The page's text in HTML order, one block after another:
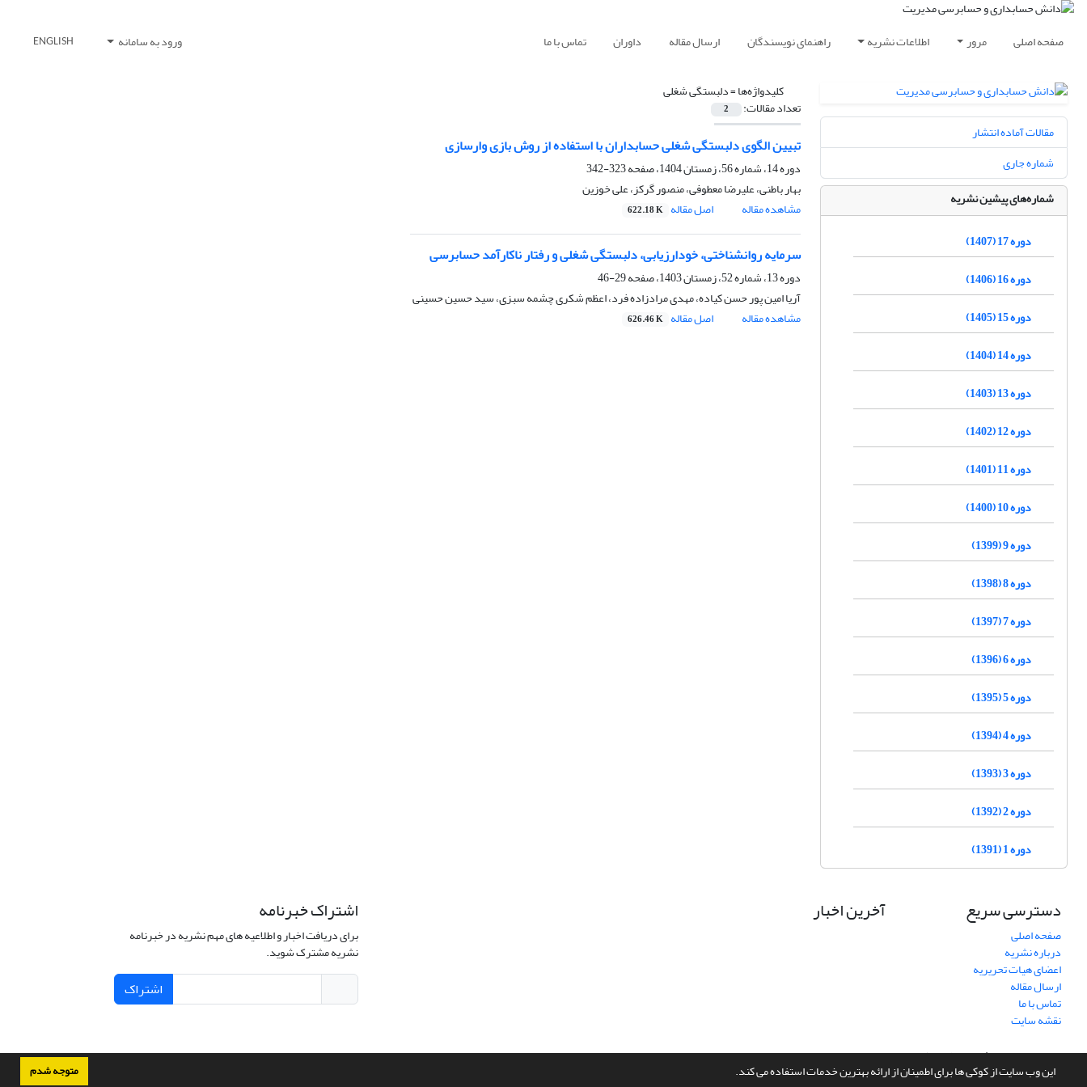
این وب سایت از کوکی ها برای اطمینان از ارائه بهترین خدمات استفاده می کند. متوجه شدم
صفحه اصلی مرور اطلاعات نشریه راهنمای نویسندگان ارسال مقاله داوران تماس با ما ورود به سامانه ENGLISH
کلیدواژه‌ها =دلبستگی شغلی
تعداد مقالات: 2
تبیین الگوی دلبستگی شغلی حسابداران با استفاده از روش بازی وارسازی
دوره 14، شماره 56، زمستان 1404، صفحه
323-342
بهار باطنی، علیرضا معطوفی، منصور گرکز، علی خوزین
مشاهده مقاله
اصل مقاله 622.18 K
سرمایه روانشناختی، خودارزیابی، دلبستگی شغلی و رفتار ناکارآمد حسابرسی
دوره 13، شماره 52، زمستان 1403، صفحه
29-46
آریا امین پور حسن کیاده، مهدی مرادزاده فرد، اعظم شکری چشمه سبزی، سید حسین حسینی
مشاهده مقاله
اصل مقاله 626.46 K
مقالات آماده انتشار
شماره جاری
شماره‌های پیشین نشریه
دوره 17 (1407)
دوره 16 (1406)
دوره 15 (1405)
دوره 14 (1404)
دوره 13 (1403)
دوره 12 (1402)
دوره 11 (1401)
دوره 10 (1400)
دوره 9 (1399)
دوره 8 (1398)
دوره 7 (1397)
دوره 6 (1396)
دوره 5 (1395)
دوره 4 (1394)
دوره 3 (1393)
دوره 2 (1392)
دوره 1 (1391)
دسترسی سریع
صفحه اصلی
درباره نشریه
اعضای هیات تحریریه
ارسال مقاله
تماس با ما
نقشه سایت
آخرین اخبار اشتراک خبرنامه
برای دریافت اخبار و اطلاعیه های مهم نشریه در خبرنامه
نشریه مشترک شوید.
اشتراک
سامانه مدیریت نشریات علمی.طراحی و پیاده سازی ازسیناوب